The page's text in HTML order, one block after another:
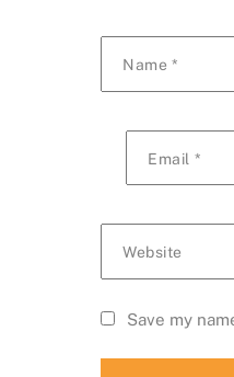
Name *
Email *
Website
Save my